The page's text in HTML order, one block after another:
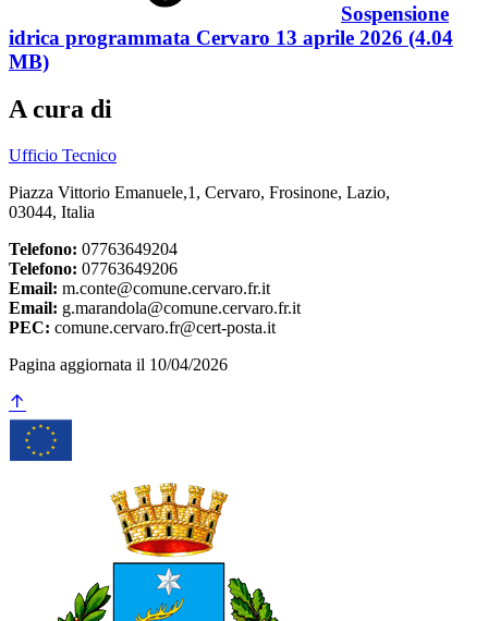
Sospensione
idrica programmata Cervaro 13 aprile 2026 (4.04
MB)
A cura di
Ufficio Tecnico
Piazza Vittorio Emanuele,1, Cervaro, Frosinone, Lazio,
03044, Italia
Telefono: 07763649204
Telefono: 07763649206
Email: m.conte@comune.cervaro.fr.it
Email: g.marandola@comune.cervaro.fr.it
PEC: comune.cervaro.fr@cert-posta.it
Pagina aggiornata il 10/04/2026